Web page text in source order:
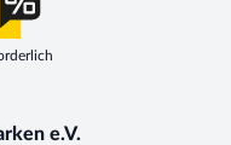
e.V.